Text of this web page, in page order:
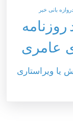
بانی خبر
روزنامه
عامری
یا ویراستاری